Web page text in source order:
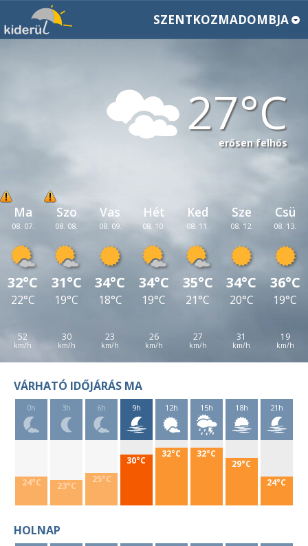
SZENTKOZMADOMBJA
27
erősen felhős
Ma
08. 07.
32°C
22°C
52
Szo
08. 08.
31°C
19°C
30
Vas
08. 09.
34°C
18°C
23
Hét
08. 10.
34°C
19°C
26
Ked
08. 11.
35°C
21°C
27
Sze
08. 12.
34°C
20°C
31
Csü
08. 13.
36°C
19°C
19
VÁRHATÓ IDŐJÁRÁS MA
0h
24°C
3h
23°C
6h
25°C
9h
30°C
12h
32°C
15h
32°C
18h
29°C
21h
24°C
HOLNAP